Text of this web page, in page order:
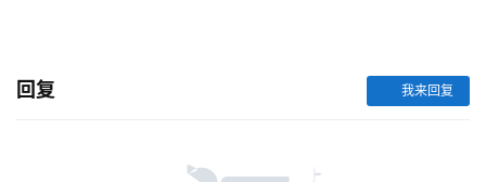
回复 我来回复